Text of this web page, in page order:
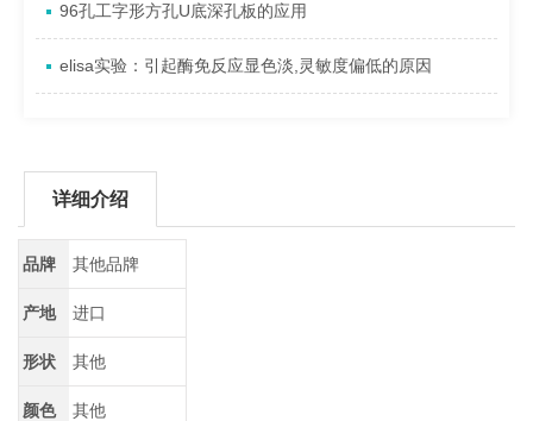
96孔工字形方孔U底深孔板的应用
elisa实验：引起酶免反应显色淡,灵敏度偏低的原因
详细介绍
品牌 其他品牌
产地 进口
形状 其他
颜色 其他